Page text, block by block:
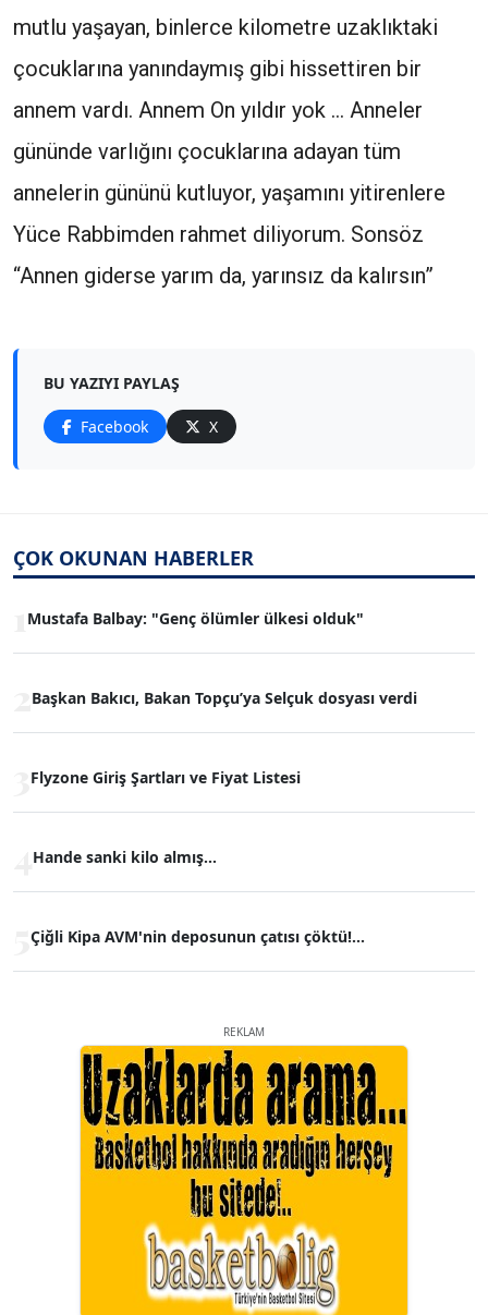
mutlu yaşayan, binlerce kilometre uzaklıktaki
çocuklarına yanındaymış gibi hissettiren bir
annem vardı. Annem On yıldır yok … Anneler
gününde varlığını çocuklarına adayan tüm
annelerin gününü kutluyor, yaşamını yitirenlere
Yüce Rabbimden rahmet diliyorum. Sonsöz
“Annen giderse yarım da, yarınsız da kalırsın”
BU YAZIYI PAYLAŞ
Facebook X
ÇOK OKUNAN HABERLER
Mustafa Balbay: "Genç ölümler ülkesi olduk"
Başkan Bakıcı, Bakan Topçu’ya Selçuk dosyası verdi
Flyzone Giriş Şartları ve Fiyat Listesi
Hande sanki kilo almış...
Çiğli Kipa AVM'nin deposunun çatısı çöktü!...
REKLAM